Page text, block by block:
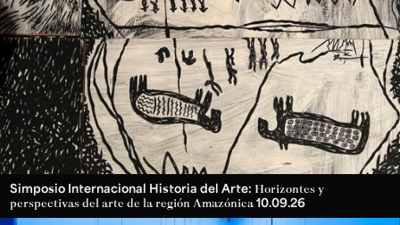
Simposio Internacional Historia del Arte: Horizontes y
perspectivas del arte de la región Amazónica 10.09.26